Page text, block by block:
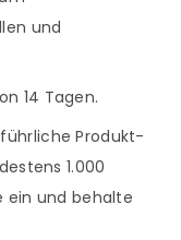
und
14 Tagen.
Produkt-
1.000
ein und behalte